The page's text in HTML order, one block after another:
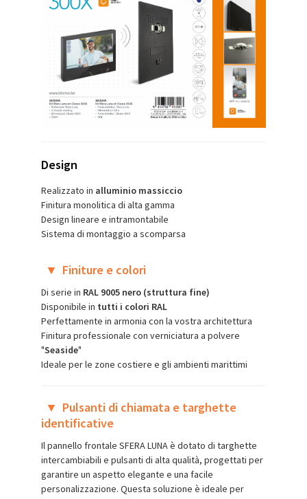
Design
Realizzato in alluminio massiccio
Finitura monolitica di alta gamma
Design lineare e intramontabile
Sistema di montaggio a scomparsa
▼ Finiture e colori
Di serie in RAL 9005 nero (struttura fine)
Disponibile in tutti i colori RAL
Perfettamente in armonia con la vostra architettura
Finitura professionale con verniciatura a polvere
"Seaside"
Ideale per le zone costiere e gli ambienti marittimi
▼ Pulsanti di chiamata e targhette
identificative
Il pannello frontale SFERA LUNA è dotato di targhette
intercambiabili e pulsanti di alta qualità, progettati per
garantire un aspetto elegante e una facile
personalizzazione. Questa soluzione è ideale per